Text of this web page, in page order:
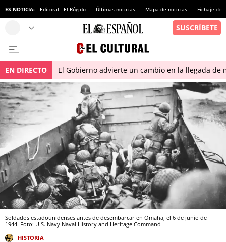
ES NOTICIA: Editoral - El Rúgido Últimas noticias Mapa de noticias Fichaje de
EN DIRECTO El Gobierno advierte un cambio en la llegada
Soldados estadounidenses antes de desembarcar en Omaha, el 6 de junio de
1944. Foto: U.S. Navy Naval History and Heritage Command
HISTORIA